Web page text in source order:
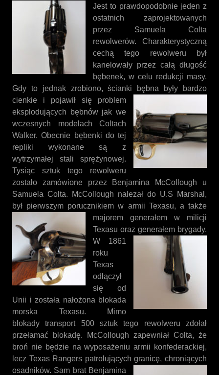
Jest to prawdopodobnie jeden z
ostatnich zaprojektowanych
przez Samuela Colta
rewolwerów. Charakterystyczną
cechą tego rewolweru był
kanelowały przez całą długość
bębenek, w celu redukcji masy.
Gdy to jednak zrobiono, ścianki bębna były bardzo
cienkie i pojawił się problem
eksplodujących bębnów jak we
wczesnych modelach Coltach
Walker. Obecnie bębenki do tej
repliki wykonane są z
wytrzymałej stali sprężynowej.
Tysiąc sztuk tego rewolweru
zostało zamówione przez Benjamina
McCollough u
Samuela Colta. McCollough nalezał do U.S Marshal,
był pierwszym porucznikiem w armii Texasu, a także
majorem generałem w milicji
Texasu oraz generałem brygady.
W 1861
roku
Texas
odłączył
się od
Unii i została nałożona blokada
morska Texasu. Mimo
blokady transport 500 sztuk tego rewolweru zdołał
przełamać blokadę. McCollough zapewniał Colta, że
broń nie będzie na wyposażeniu armii konfederackiej,
lecz Texas Rangers patrolujących granicę, chroniących
osadników. Sam brat Benjamina